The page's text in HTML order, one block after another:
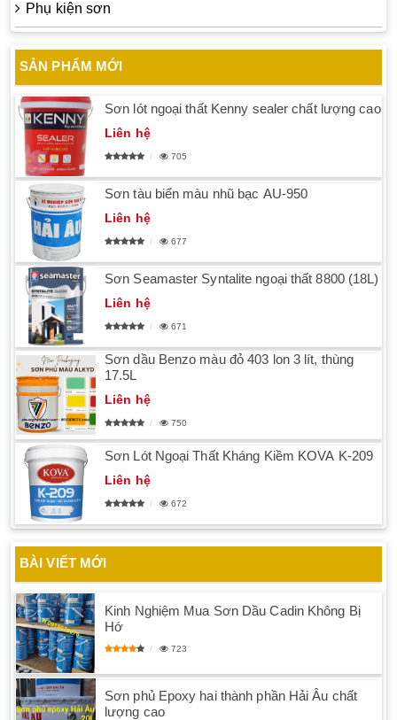
Phụ kiện sơn
SẢN PHẨM MỚI
Sơn lót ngoại thất Kenny sealer chất lượng cao
Liên hệ
705
Sơn tàu biển màu nhũ bạc AU-950
Liên hệ
677
Sơn Seamaster Syntalite ngoại thất 8800 (18L)
Liên hệ
671
Sơn dầu Benzo màu đỏ 403 lon 3 lít, thùng
17.5L
Liên hệ
750
Sơn Lót Ngoại Thất Kháng Kiềm KOVA K-209
Liên hệ
672
BÀI VIẾT MỚI
Kinh Nghiệm Mua Sơn Dầu Cadin Không Bị
Hớ
723
Sơn phủ Epoxy hai thành phần Hải Âu chất
lượng cao